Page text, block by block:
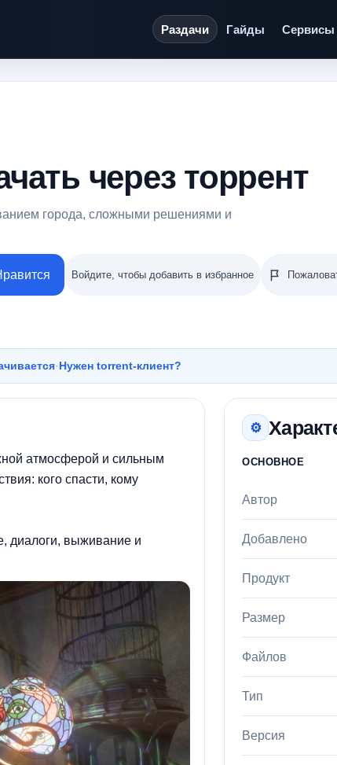
Раздачи Гайды Сервисы
через торрент
города, сложными решениями и
Войдите, чтобы добавить в избранное
·Нужен torrent-клиент?
атмосферой и сильным
кого спасти, кому
диалоги, выживание и
⚙
ОСНОВНОЕ
Автор
Добавлено
Продукт
Размер
Файлов
Тип
Версия